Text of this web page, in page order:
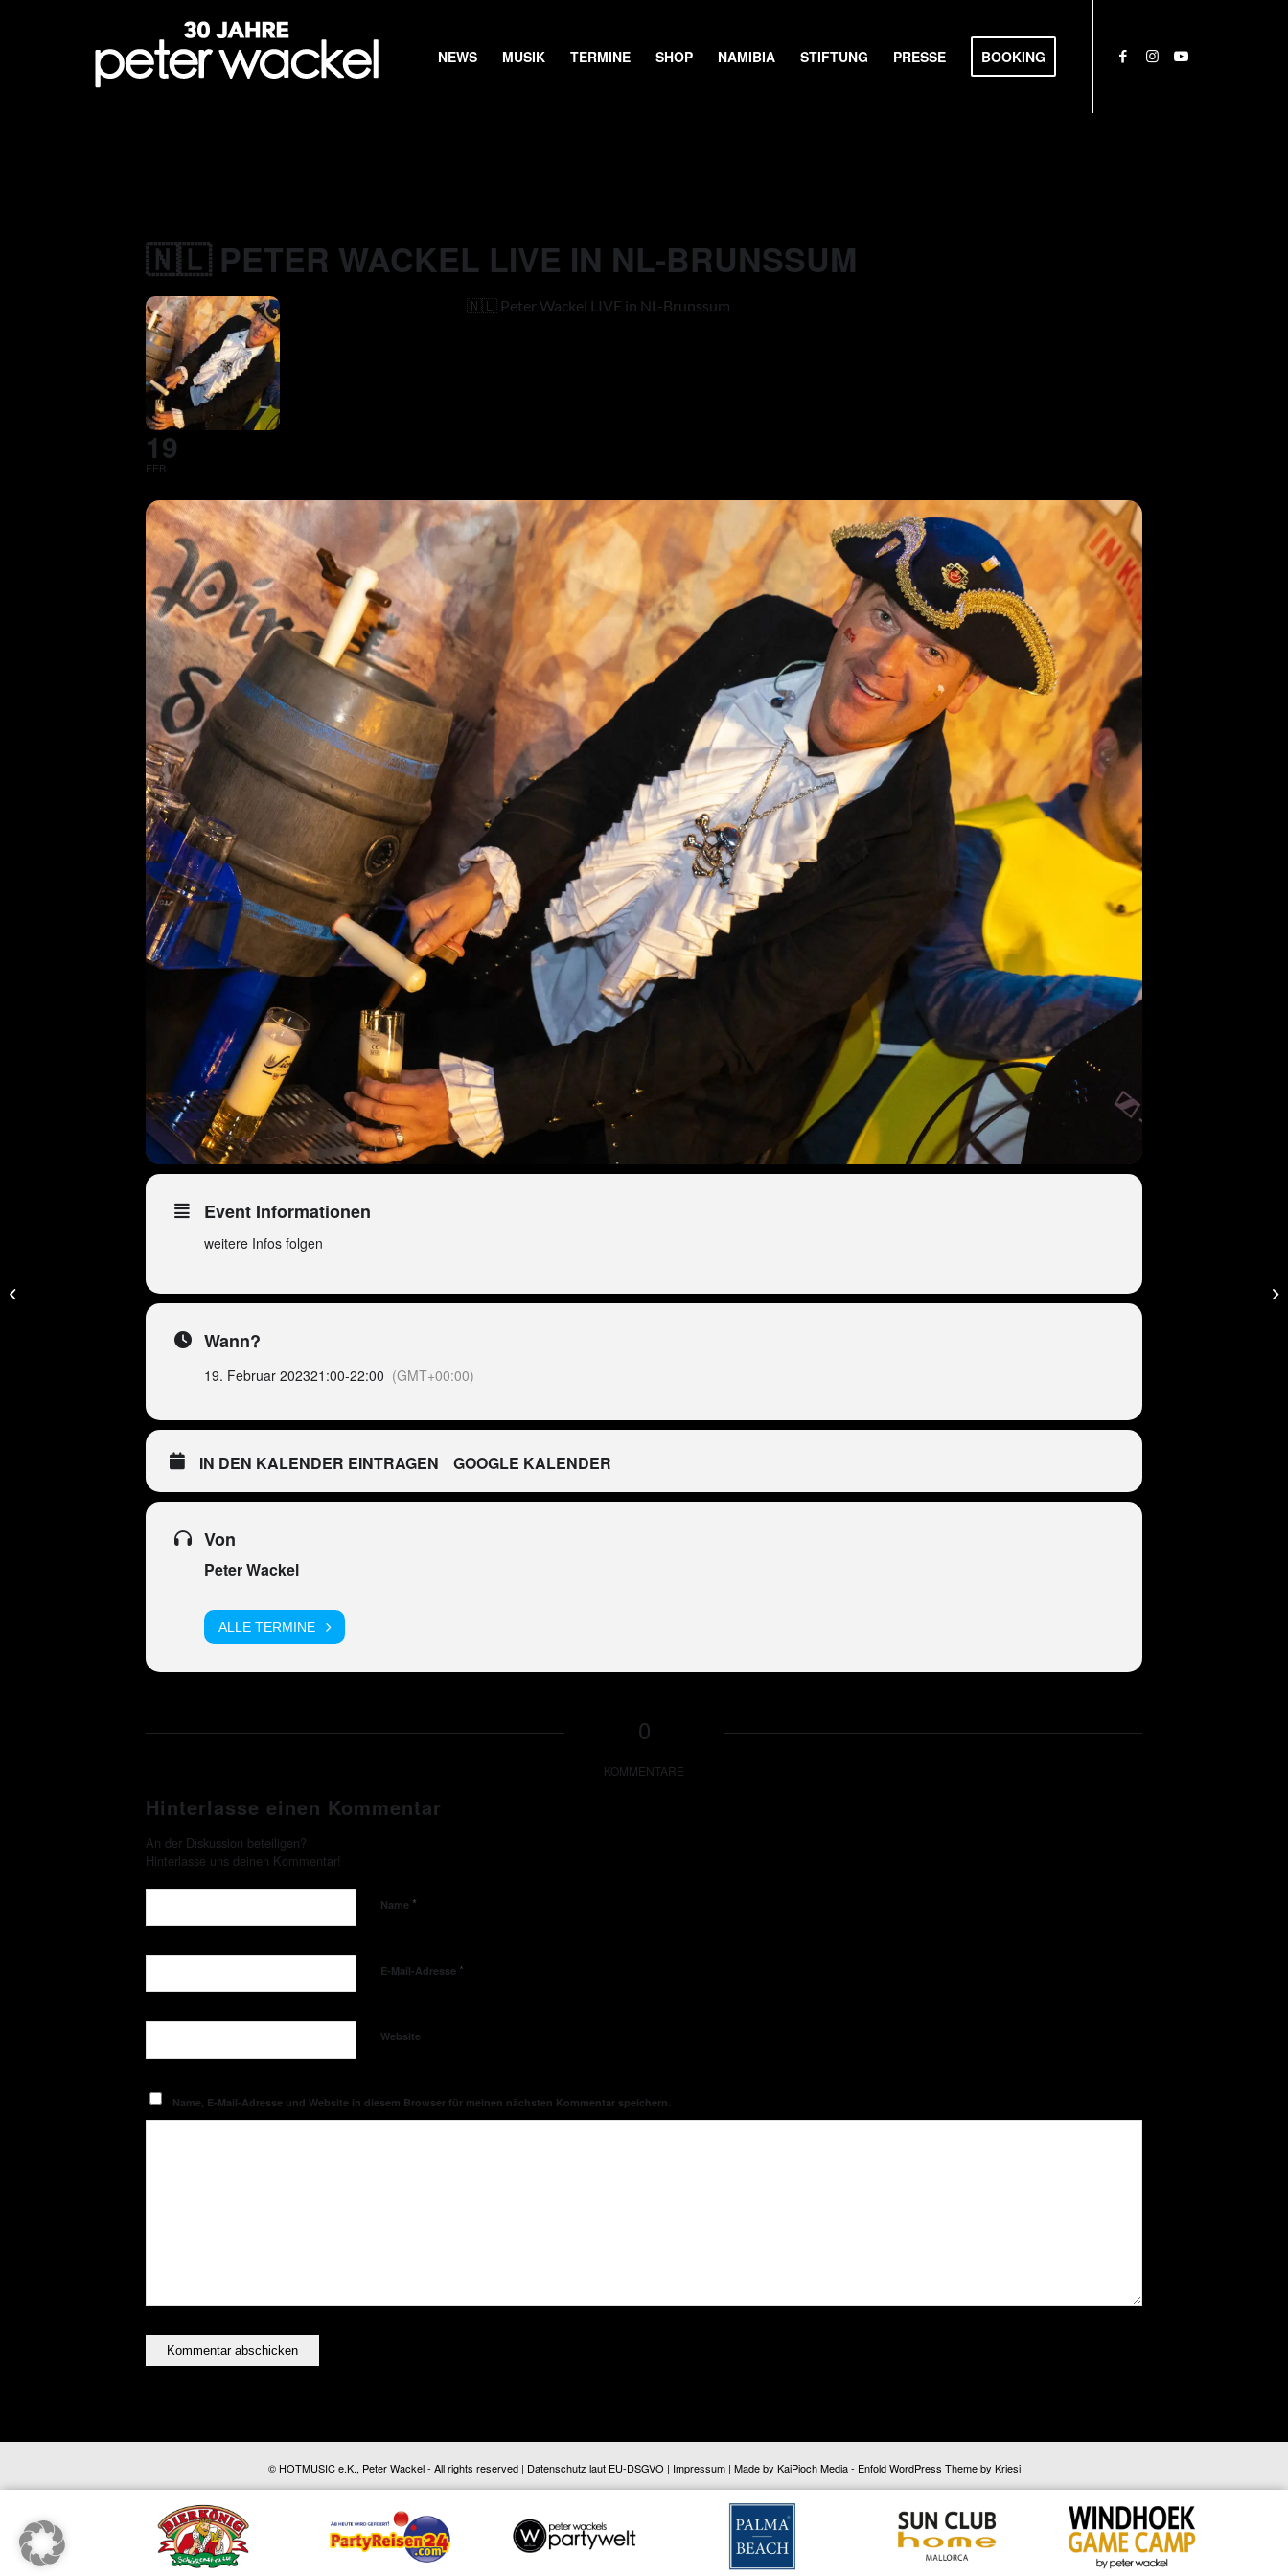
NEWS MUSIK TERMINE SHOP NAMIBIA STIFTUNG PRESSE BOOKING
🇳🇱 PETER WACKEL LIVE IN NL-BRUNSSUM
19
FEB
🇳🇱 Peter Wackel LIVE in NL-Brunssum
Event Informationen
weitere Infos folgen
Wann?
19. Februar 202321:00-22:00 (GMT+00:00)
IN DEN KALENDER EINTRAGEN GOOGLE KALENDER
Von
Peter Wackel
ALLE TERMINE
0
KOMMENTARE
Hinterlasse einen Kommentar
An der Diskussion beteiligen?
Hinterlasse uns deinen Kommentar!
Name *
E-Mail-Adresse *
Website
Name, E-Mail-Adresse und Website in diesem Browser für meinen nächsten Kommentar speichern.
© HOTMUSIC e.K., Peter Wackel - All rights reserved | Datenschutz laut EU-DSGVO | Impressum| Made by KaiPioch Media- Enfold WordPress Theme by Kriesi